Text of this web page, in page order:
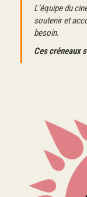
L’équipe du
soutenir et
besoin.
Ces créneaux